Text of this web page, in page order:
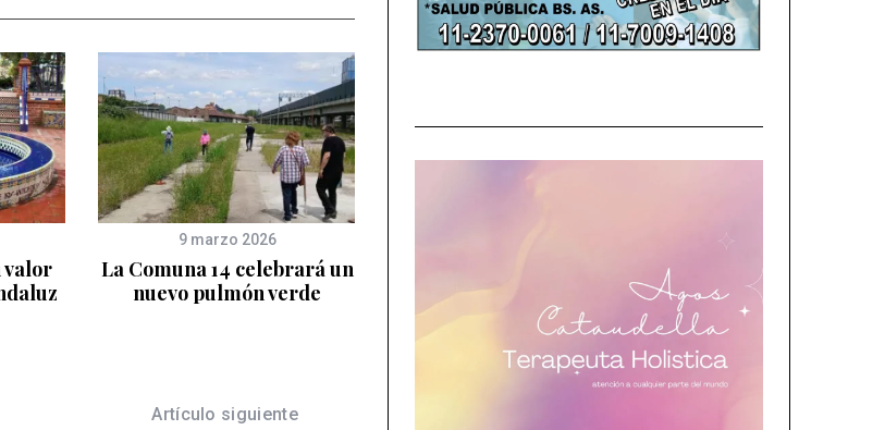
valor
9 marzo 2026
La Comuna 14 celebrará un
nuevo pulmón verde
Artículo siguiente